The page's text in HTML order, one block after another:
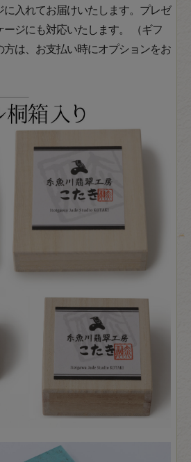
入れてお届けいたします。プレゼ
ジにも対応いたします。 （ギフ
方は、お支払い時にオプションをお